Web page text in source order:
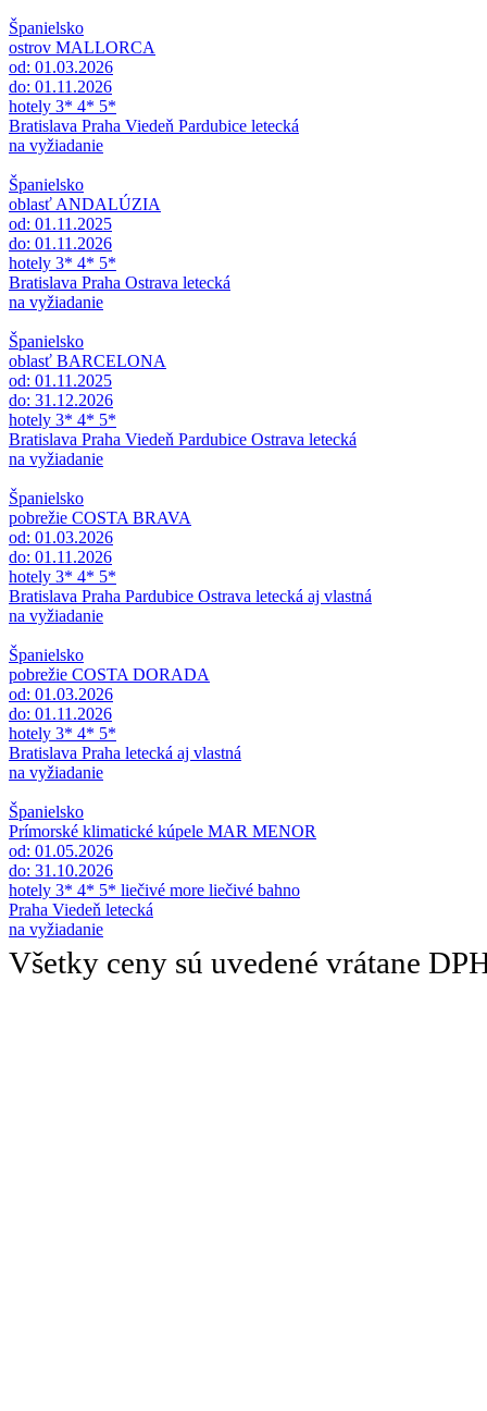
Španielsko
ostrov MALLORCA
od: 01.03.2026
do: 01.11.2026
hotely 3* 4* 5*
Bratislava Praha Viedeň Pardubice letecká
na vyžiadanie
Španielsko
oblasť ANDALÚZIA
od: 01.11.2025
do: 01.11.2026
hotely 3* 4* 5*
Bratislava Praha Ostrava letecká
na vyžiadanie
Španielsko
oblasť BARCELONA
od: 01.11.2025
do: 31.12.2026
hotely 3* 4* 5*
Bratislava Praha Viedeň Pardubice Ostrava letecká
na vyžiadanie
Španielsko
pobrežie COSTA BRAVA
od: 01.03.2026
do: 01.11.2026
hotely 3* 4* 5*
Bratislava Praha Pardubice Ostrava letecká aj vlastná
na vyžiadanie
Španielsko
pobrežie COSTA DORADA
od: 01.03.2026
do: 01.11.2026
hotely 3* 4* 5*
Bratislava Praha letecká aj vlastná
na vyžiadanie
Španielsko
Prímorské klimatické kúpele MAR MENOR
od: 01.05.2026
do: 31.10.2026
hotely 3* 4* 5* liečivé more liečivé bahno
Praha Viedeň letecká
na vyžiadanie
Všetky ceny sú uvedené vrátane